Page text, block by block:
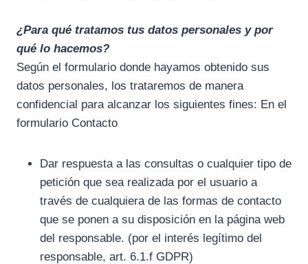
¿Para qué tratamos tus datos personales y por
qué lo hacemos?
Según el formulario donde hayamos obtenido sus
datos personales, los trataremos de manera
confidencial para alcanzar los siguientes fines: En el
formulario Contacto
Dar respuesta a las consultas o cualquier tipo de
petición que sea realizada por el usuario a
través de cualquiera de las formas de contacto
que se ponen a su disposición en la página web
del responsable. (por el interés legítimo del
responsable, art. 6.1.f GDPR)